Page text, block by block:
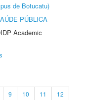
de Botucatu)
PÚBLICA
Academic
9 10 11
12